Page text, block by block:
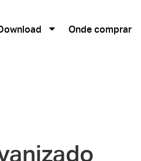
Onde comprar